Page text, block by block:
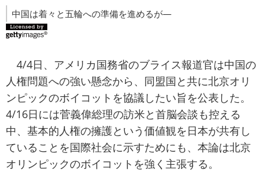
中国は着々と五輪への準備を進めるが―
4/4日、アメリカ国務省のブライス報道官は中国の
人権問題への強い懸念から、同盟国と共に北京オリ
ンピックのボイコットを協議したい旨を公表した。
4/16日には菅義偉総理の訪米と首脳会談も控える
中、基本的人権の擁護という価値観を日本が共有し
ていることを国際社会に示すためにも、本論は北京
オリンピックのボイコットを強く主張する。